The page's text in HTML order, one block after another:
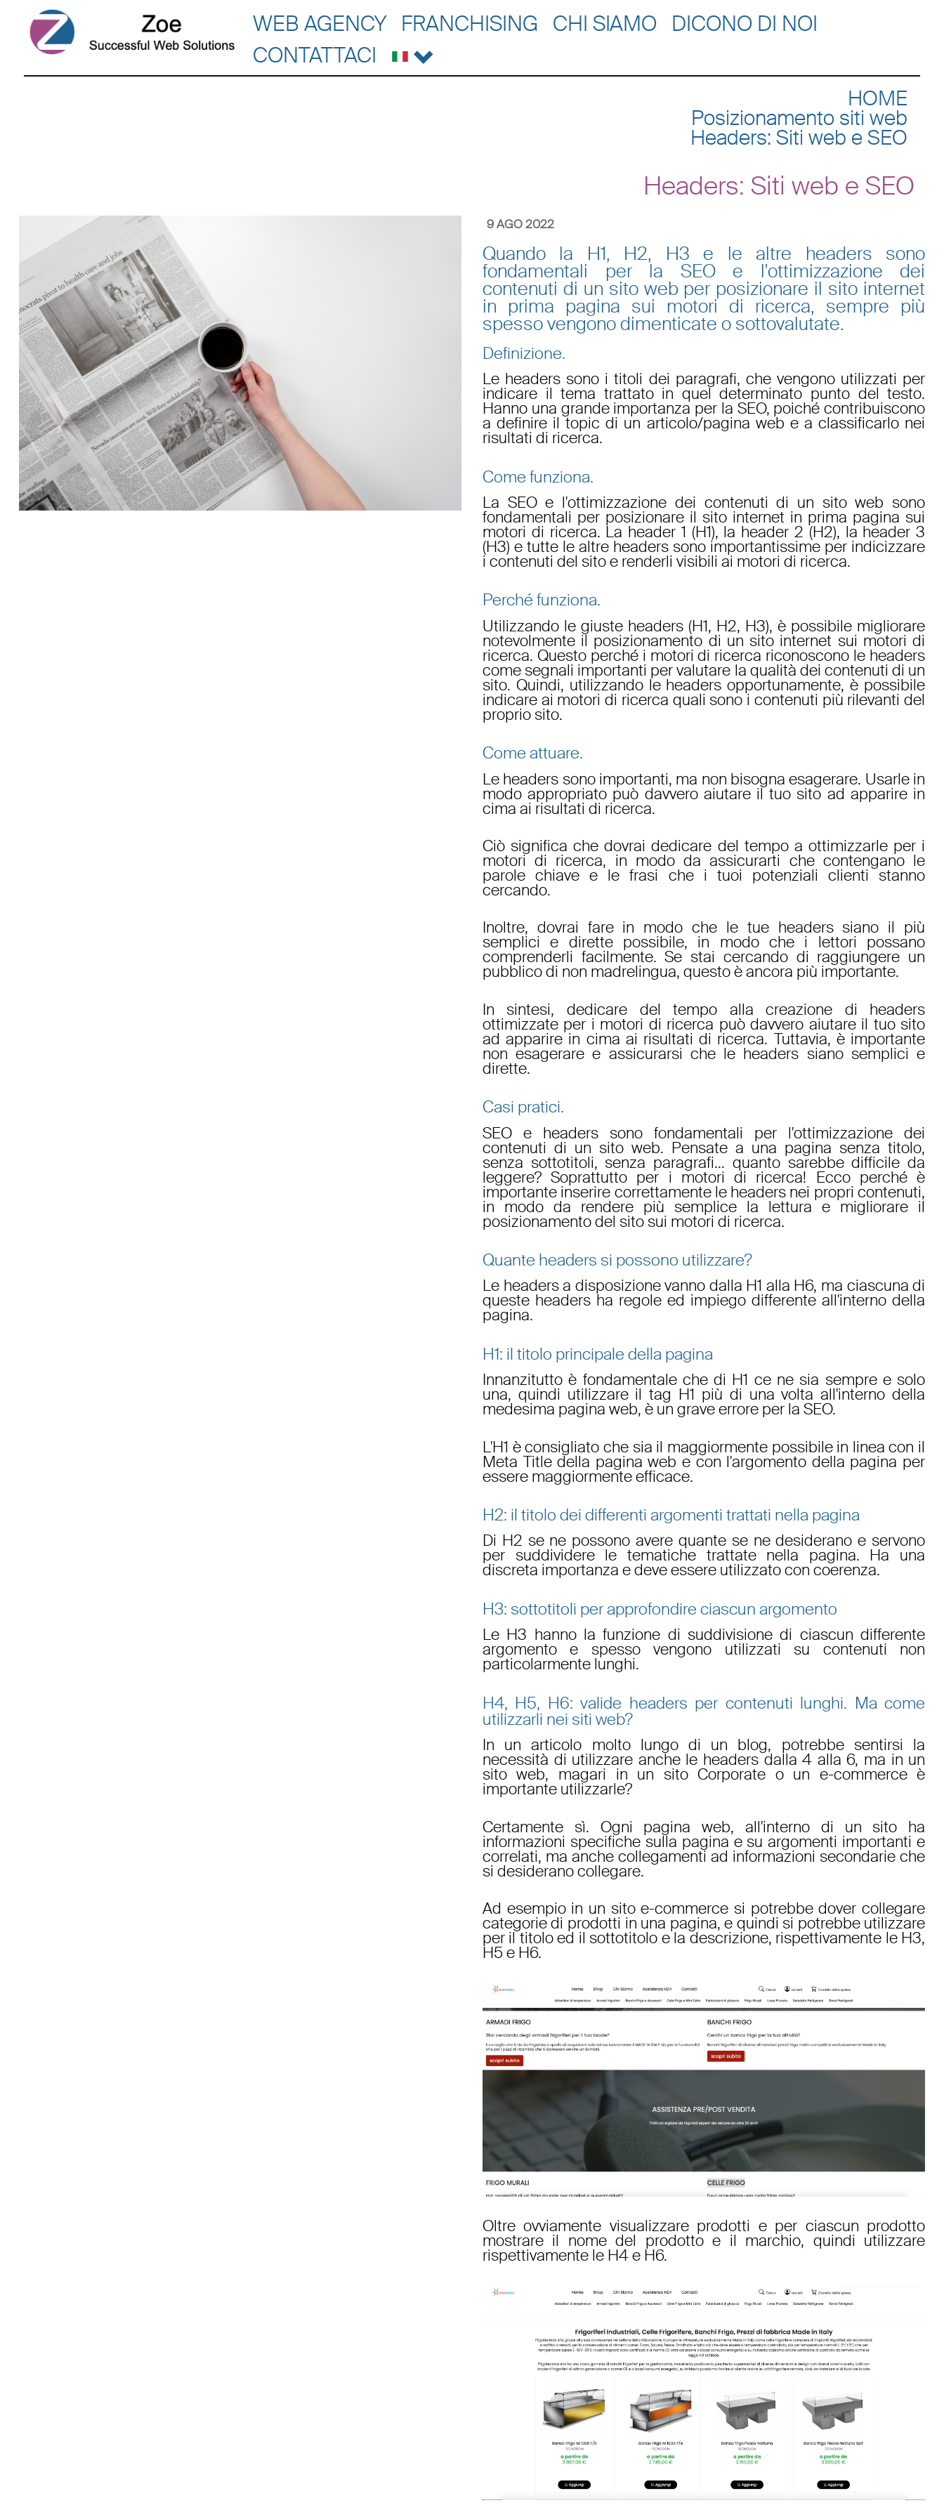
WEB AGENCY FRANCHISING CHI SIAMO
DICONO DI NOI
CONTATTACI
HOME
Posizionamento siti web
Headers: Siti web e SEO
Headers: Siti web e SEO
9 AGO 2022
Quando la H1, H2, H3 e le altre headers sono
fondamentali per la SEO e l'ottimizzazione dei
contenuti di un sito web per posizionare il sito internet
in prima pagina sui motori di ricerca, sempre più
spesso vengono dimenticate o sottovalutate.
Definizione.
Le headers sono i titoli dei paragrafi, che vengono utilizzati per
indicare il tema trattato in quel determinato punto del testo.
Hanno una grande importanza per la SEO, poiché contribuiscono
a definire il topic di un articolo/pagina web e a classificarlo nei
risultati di ricerca.
Come funziona.
La SEO e l'ottimizzazione dei contenuti di un sito web sono
fondamentali per posizionare il sito internet in prima pagina sui
motori di ricerca. La header 1 (H1), la header 2 (H2), la header 3
(H3) e tutte le altre headers sono importantissime per indicizzare
i contenuti del sito e renderli visibili ai motori di ricerca.
Perché funziona.
Utilizzando le giuste headers (H1, H2, H3), è possibile migliorare
notevolmente il posizionamento di un sito internet sui motori di
ricerca. Questo perché i motori di ricerca riconoscono le headers
come segnali importanti per valutare la qualità dei contenuti di un
sito. Quindi, utilizzando le headers opportunamente, è possibile
indicare ai motori di ricerca quali sono i contenuti più rilevanti del
proprio sito.
Come attuare.
Le headers sono importanti, ma non bisogna esagerare. Usarle in
modo appropriato può davvero aiutare il tuo sito ad apparire in
cima ai risultati di ricerca.
Ciò significa che dovrai dedicare del tempo a ottimizzarle per i
motori di ricerca, in modo da assicurarti che contengano le
parole chiave e le frasi che i tuoi potenziali clienti stanno
cercando.
Inoltre, dovrai fare in modo che le tue headers siano il più
semplici e dirette possibile, in modo che i lettori possano
comprenderli facilmente. Se stai cercando di raggiungere un
pubblico di non madrelingua, questo è ancora più importante.
In sintesi, dedicare del tempo alla creazione di headers
ottimizzate per i motori di ricerca può davvero aiutare il tuo sito
ad apparire in cima ai risultati di ricerca. Tuttavia, è importante
non esagerare e assicurarsi che le headers siano semplici e
dirette.
Casi pratici.
SEO e headers sono fondamentali per l'ottimizzazione dei
contenuti di un sito web. Pensate a una pagina senza titolo,
senza sottotitoli, senza paragrafi... quanto sarebbe difficile da
leggere? Soprattutto per i motori di ricerca! Ecco perché è
importante inserire correttamente le headers nei propri contenuti,
in modo da rendere più semplice la lettura e migliorare il
posizionamento del sito sui motori di ricerca.
Quante headers si possono utilizzare?
Le headers a disposizione vanno dalla H1 alla H6, ma ciascuna di
queste headers ha regole ed impiego differente all'interno della
pagina.
H1: il titolo principale della pagina
Innanzitutto è fondamentale che di H1 ce ne sia sempre e solo
una, quindi utilizzare il tag H1 più di una volta all'interno della
medesima pagina web, è un grave errore per la SEO.
L'H1 è consigliato che sia il maggiormente possibile in linea con il
Meta Title della pagina web e con l'argomento della pagina per
essere maggiormente efficace.
H2: il titolo dei differenti argomenti trattati nella pagina
Di H2 se ne possono avere quante se ne desiderano e servono
per suddividere le tematiche trattate nella pagina. Ha una
discreta importanza e deve essere utilizzato con coerenza.
H3: sottotitoli per approfondire ciascun argomento
Le H3 hanno la funzione di suddivisione di ciascun differente
argomento e spesso vengono utilizzati su contenuti non
particolarmente lunghi.
H4, H5, H6: valide headers per contenuti lunghi. Ma come
utilizzarli nei siti web?
In un articolo molto lungo di un blog, potrebbe sentirsi la
necessità di utilizzare anche le headers dalla 4 alla 6, ma in un
sito web, magari in un sito Corporate o un e-commerce è
importante utilizzarle?
Certamente sì. Ogni pagina web, all'interno di un sito ha
informazioni specifiche sulla pagina e su argomenti importanti e
correlati, ma anche collegamenti ad informazioni secondarie che
si desiderano collegare.
Ad esempio in un sito e-commerce si potrebbe dover collegare
categorie di prodotti in una pagina, e quindi si potrebbe utilizzare
per il titolo ed il sottotitolo e la descrizione, rispettivamente le H3,
H5 e H6.
Oltre ovviamente visualizzare prodotti e per ciascun prodotto
mostrare il nome del prodotto e il marchio, quindi utilizzare
rispettivamente le H4 e H6.